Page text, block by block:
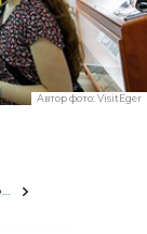
Автор фото:VisitEger
Достопримечательности